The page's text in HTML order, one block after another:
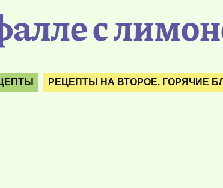
с
РЕЦЕПТЫ НА ВТОРОЕ. ГОРЯЧИЕ